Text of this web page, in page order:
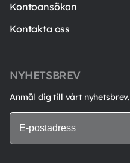
Kontoansökan
Kontakta oss
NYHETSBREV
Anmäl dig till vårt nyhetsbrev.